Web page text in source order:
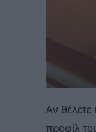
Αν θέλετε
προφίλ